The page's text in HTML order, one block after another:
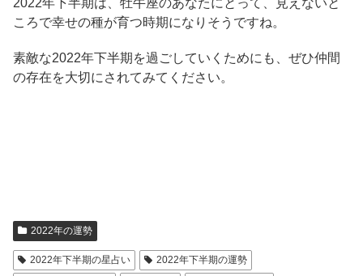
ころで幸せの種が育つ時期になりそうですね。
素敵な2022年下半期を過ごしていくためにも、ぜひ仲間
の存在を大切にされてみてください。
2022年の運勢
2022年下半期の星占い
2022年下半期の運勢